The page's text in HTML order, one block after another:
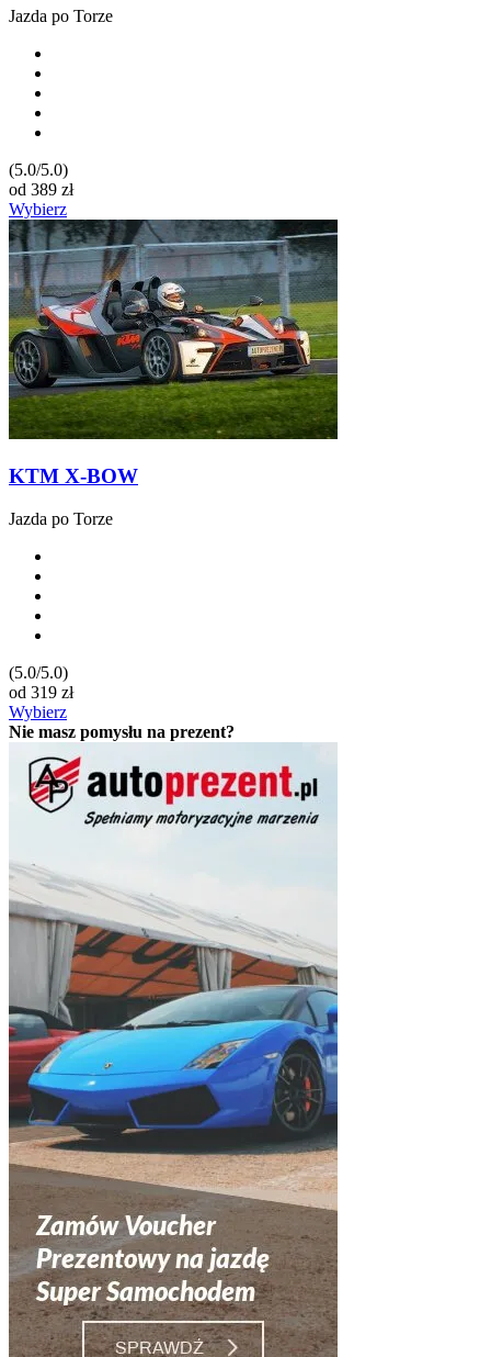
Jazda po Torze
(5.0/5.0)
od 389 zł
Wybierz
KTM X-BOW
Jazda po Torze
(5.0/5.0)
od 319 zł
Wybierz
Nie masz pomysłu na prezent?